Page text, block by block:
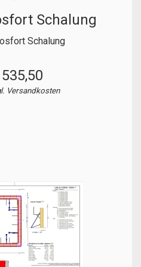
Schalung
Schalung
Versandkosten